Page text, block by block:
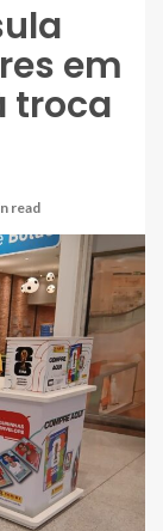
em
troca
read